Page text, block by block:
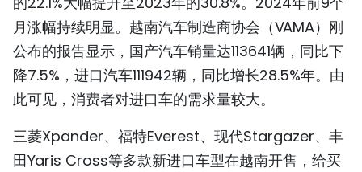
人民报社简介
TIẾNG VIỆT
FRANÇAIS
月涨幅持续明显。越南汽车制造商协会（VAMA）刚
公布的报告显示，国产汽车销量达113641辆，同比下
降7.5%，进口汽车111942辆，同比增长28.5%年。由
此可见，消费者对进口车的需求量较大。
三菱Xpander、福特Everest、现代Stargazer、丰
田Yaris Cross等多款新进口车型在越南开售，给买